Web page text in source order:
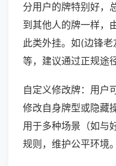
分用户的牌特别好，
到其他人的牌一样，
此类外挂。如(边锋
等，建议通过正规途
自定义修改牌：用户
修改自身牌型或隐藏
用于多种场景（如与
规则，维护公平环境。